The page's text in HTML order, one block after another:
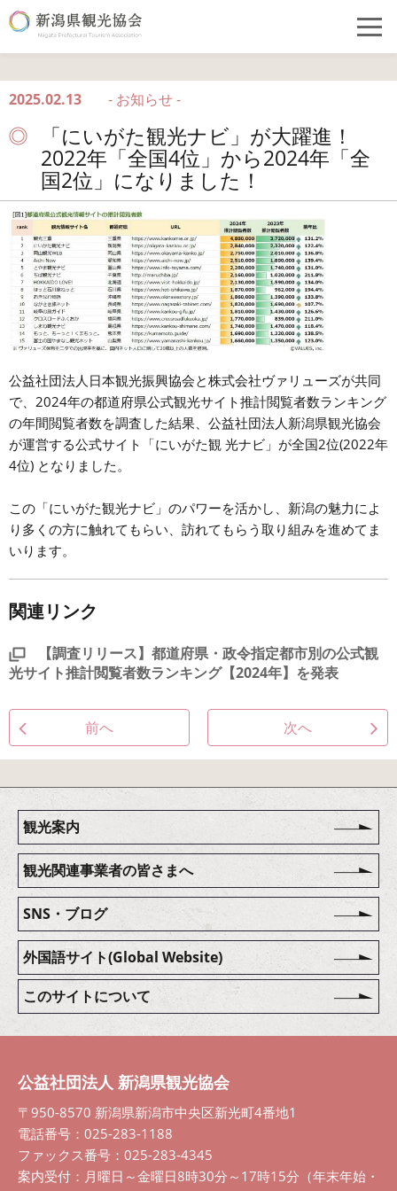
2025.02.13 - お知らせ -
「にいがた観光ナビ」が大躍進！
2022年「全国4位」から2024年「全
国2位」になりました！
公益社団法人日本観光振興協会と株式会社ヴァリューズが共同
で、2024年の都道府県公式観光サイト推計閲覧者数ランキング
の年間閲覧者数を調査した結果、公益社団法人新潟県観光協会
が運営する公式サイト「にいがた観 光ナビ」が全国2位(2022年
4位) となりました。
この「にいがた観光ナビ」のパワーを活かし、新潟の魅力によ
り多くの方に触れてもらい、訪れてもらう取り組みを進めてま
いります。
関連リンク
【調査リリース】都道府県・政令指定都市別の公式観
光サイト推計閲覧者数ランキング【2024年】を発表
前へ 次へ
観光案内
観光関連事業者の皆さまへ
SNS・ブログ
外国語サイト(Global Website)
このサイトについて
公益社団法人 新潟県観光協会
〒950-8570 新潟県新潟市中央区新光町4番地1
電話番号：025-283-1188
ファックス番号：025-283-4345
案内受付：月曜日～金曜日8時30分～17時15分（年末年始・